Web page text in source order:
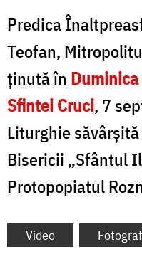
Predica
Teofan,
ținută în Duminica
Sfintei Cruci, 7
Liturghie
Bisericii „Sfântul
Protopopiatul
Video